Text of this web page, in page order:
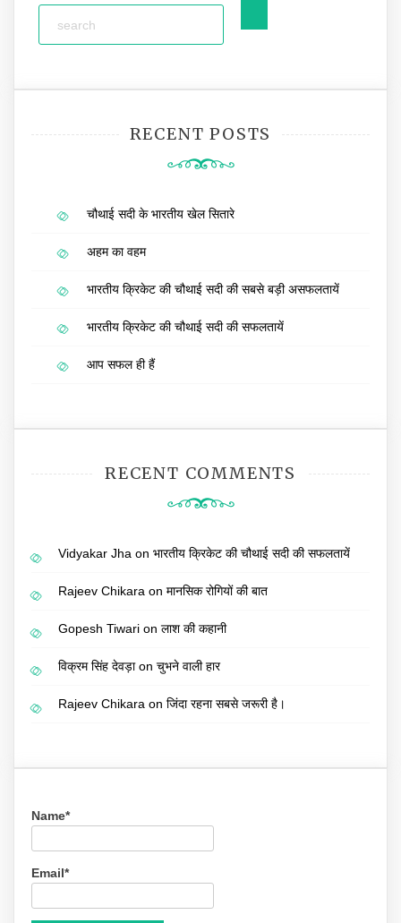
RECENT POSTS
चौथाई सदी के भारतीय खेल सितारे
अहम का वहम
भारतीय क्रिकेट की चौथाई सदी की सबसे बड़ी असफलतायें
भारतीय क्रिकेट की चौथाई सदी की सफलतायें
आप सफल ही हैं
RECENT COMMENTS
Vidyakar Jha on भारतीय क्रिकेट की चौथाई सदी की सफलतायें
Rajeev Chikara on मानसिक रोगियों की बात
Gopesh Tiwari on लाश की कहानी
विक्रम सिंह देवड़ाon चुभने वाली हार
Rajeev Chikara on जिंदा रहना सबसे जरूरी है।
Name*
Email*